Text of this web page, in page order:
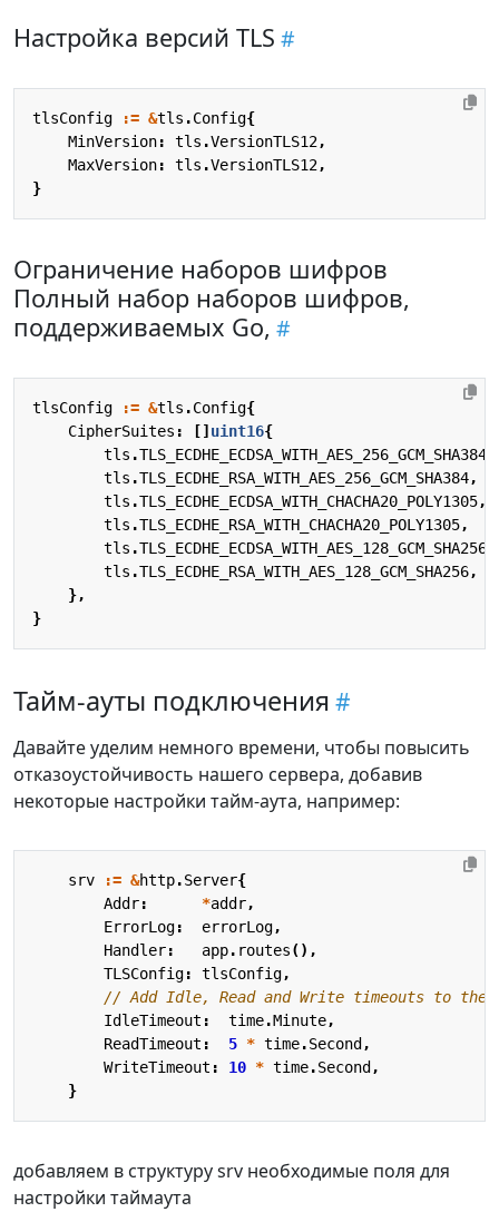
Настройка версий TLS
tlsConfig := &tls .Config{
MinVersion: tls .VersionTLS12,
MaxVersion: tls .VersionTLS12,
}
Ограничение наборов шифров
Полный набор наборов шифров,
поддерживаемых Go,
tlsConfig := &tls .Config{
CipherSuites : [] uint16{
tls .TLS_ECDHE_ECDSA_WITH_AES_256_GCM_SHA384
tls .TLS_ECDHE_RSA_WITH_AES_256_GCM_SHA384,
tls .TLS_ECDHE_ECDSA_WITH_CHACHA20_POLY1305,
tls .TLS_ECDHE_RSA_WITH_CHACHA20_POLY1305,
tls .TLS_ECDHE_ECDSA_WITH_AES_128_GCM_SHA256
tls .TLS_ECDHE_RSA_WITH_AES_128_GCM_SHA256,
},
}
Тайм-ауты подключения
Давайте уделим немного времени, чтобы повысить
отказоустойчивость нашего сервера, добавив
некоторые настройки тайм-аута, например:
srv := &http.Server{
Addr: *addr,
ErrorLog: errorLog,
Handler: app. routes(),
TLSConfig: tlsConfig,
// Add Idle, Read and Write timeouts to the
IdleTimeout : time.Minute,
ReadTimeout : 5 * time.Second ,
WriteTimeout : 10 * time.Second ,
}
добавляем в структуру srv необходимые поля для
настройки таймаута